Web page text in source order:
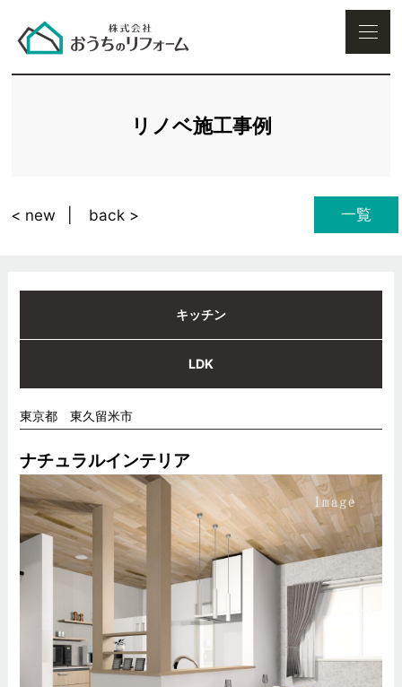
リノベ施工事例
一覧
< new back >
キッチン
LDK
東京都 東久留米市
ナチュラルインテリア